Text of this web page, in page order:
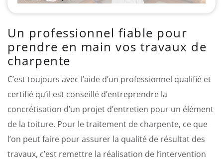
Un professionnel fiable pour
prendre en main vos travaux de
charpente
C’est toujours avec l’aide d’un professionnel qualifié et
certifié qu’il est conseillé d’entreprendre la
concrétisation d’un projet d’entretien pour un élément
de la toiture. Pour le traitement de charpente, ce que
l’on peut faire pour assurer la qualité de résultat des
travaux, c’est remettre la réalisation de l’intervention